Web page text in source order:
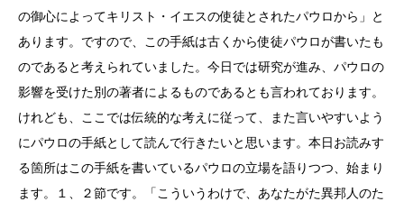
の御心によってキリスト・イエスの使徒とされたパウロから」と
あります。ですので、この手紙は古くから使徒パウロが書いたも
のであると考えられていました。今日では研究が進み、パウロの
影響を受けた別の著者によるものであるとも言われております。
けれども、ここでは伝統的な考えに従って、また言いやすいよう
にパウロの手紙として読んで行きたいと思います。本日お読みす
る箇所はこの手紙を書いているパウロの立場を語りつつ、始まり
ます。１、２節です。「こういうわけで、あなたがた異邦人のた